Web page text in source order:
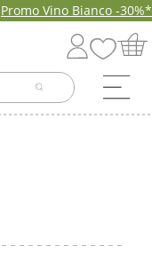
Promo Vino Bianco -30%*